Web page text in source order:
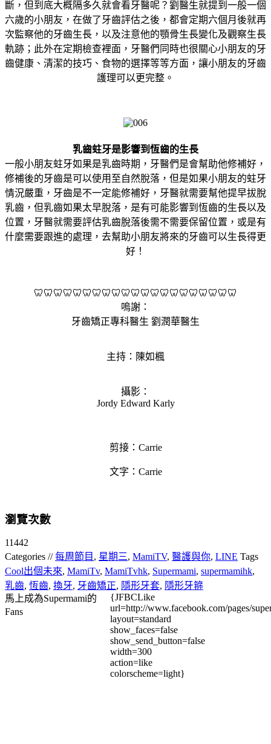
斷，但到底大概隔多久就會看牙醫呢？劉醫生就提到一般一個
六歲的小朋友，在做了牙齒評估之後，都會定期六個月後就再
次監察他的牙齒生長，以及注意他的顎骨生長變化及觀察生長
軌跡；此外在定期檢查裡面，牙醫們同時也很關心小朋友的牙
齒健康、清潔的技巧、食物的選擇等等方面，讓小朋友的牙齒
護理可以更完整。
乳齒蛀牙是影響到恆齒的生長
一般小朋友蛀牙如果是乳齒時期，牙醫們是會幫助他修補好，
修補後的牙齒是可以使用至自然脫落，但是如果小朋友的蛀牙
情況嚴重，牙齒是不一定能修補好，牙醫就需要幫他提早拔脫
乳齒，但乳齒如果太早脫落，是有可能影響到恆齒的生長以及
位置，牙醫就需要評估乳齒脫落後需不需要保留位置，或是有
什麼需要跟進的處理，去幫助小朋友將來的牙齒可以生長得更
好！
🦷🦷🦷🦷🦷🦷🦷🦷🦷🦷🦷🦷🦷🦷🦷🦷🦷🦷🦷🦷🦷
嗚謝：
牙齒矯正專科醫生 劉潤華醫生
主持：陳如楓
攝影：
Jordy Edward Karly
剪接：Carrie
文字：Carrie
瀏覽次數
11442
Categories //每周節目 , 星期三, MamiTV, 醫護與你, LINE Tags
Cool出個未來, MamiTv, MamiTvhk, Supermami, supermamihk,
乳齒, 恆齒, 換牙, 牙齒矯正, 隱形牙套, 隱形牙箍
馬上成為Supermami的
Fans
{JFBCLike
url=http://www.facebook.com/pages/
layout=standard
show_faces=false
show_send_button=false
width=300
action=like
colorscheme=light}